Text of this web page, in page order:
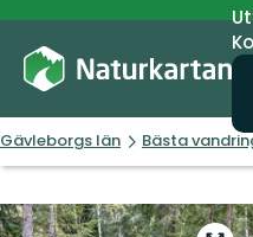
Gävleborgs län Bästa